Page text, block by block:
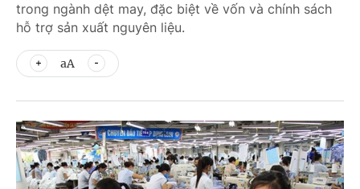
trong ngành dệt may, đặc biệt về vốn và chính sách
hỗ trợ sản xuất nguyên liệu.
aA